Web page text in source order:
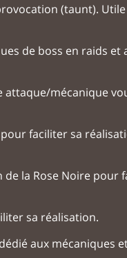
(taunt).
de boss en raids et
attaque/mécanique
faciliter sa
la Rose Noire pour
sa réalisation.
aux mécaniques